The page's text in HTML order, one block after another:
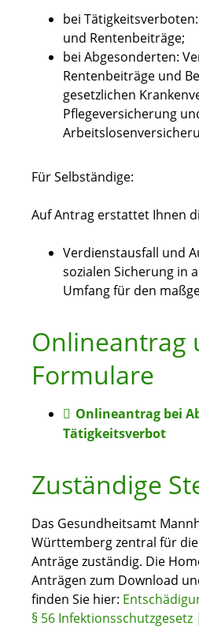
bei
und Rentenbeiträge;
bei Abgesonderten:
Rentenbeiträge und
gesetzlichen
Pflegeversicherung
Für Selbständige:
Auf Antrag erstattet Ihnen
Verdienstausfall und
sozialen Sicherung in
Umfang für den
Onlineantrag
Formulare
Onlineantrag bei
Tätigkeitsverbot
Zuständige
Das Gesundheitsamt
Württemberg zentral für
Anträge zuständig. Die
Anträgen zum Download
finden Sie hier:
§ 56